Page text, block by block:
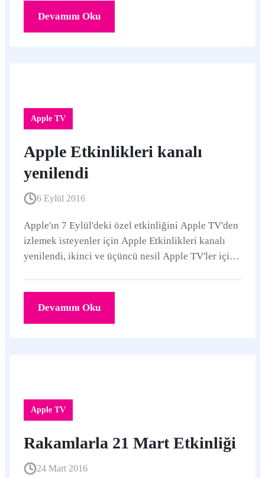
Devamını Oku
Apple TV
Apple Etkinlikleri kanalı
yenilendi
6 Eylül 2016
Apple'ın 7 Eylül'deki özel etkinliğini Apple TV'den
izlemek isteyenler için Apple Etkinlikleri kanalı
yenilendi, ikinci ve üçüncü nesil Apple TV'ler için
Devamını Oku
Apple TV
Rakamlarla 21 Mart Etkinliği
24 Mart 2016